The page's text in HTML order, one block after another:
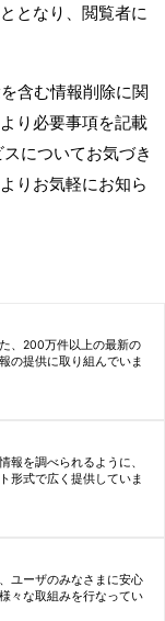
となり、閲覧者に
含む情報削除に関
より必要事項を記載
についてお気づき
よりお気軽にお知ら
、200万件以上の最新の
の提供に取り組んでいま
報を調べられるように、
形式で広く提供していま
ユーザのみなさまに安心
々な取組みを行なってい